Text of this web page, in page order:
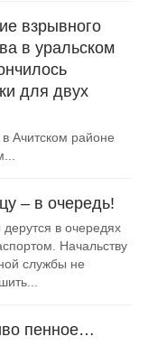
взрывного
в уральском
для двух
Ачитском районе
– в очередь!
в очередях
Начальству
службы не
пенное…